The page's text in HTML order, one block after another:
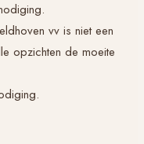
vv is niet een
opzichten de moeite